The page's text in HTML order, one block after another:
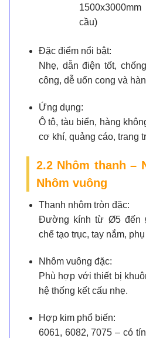
cầu)
Đặc điểm nổi bật:
Nhẹ, dẫn điện tốt,
công, dễ uốn cong và
Ứng dụng:
Ô tô, tàu biển, hàng
cơ khí, quảng cáo, trang
2.2 Nhôm thanh –
Nhôm vuông
Thanh nhôm tròn đặc:
Đường kính từ Ø5 đến
chế tạo trục, tay nắm,
Nhôm vuông đặc:
Phù hợp với thiết bị
hệ thống kết cấu nhẹ.
Hợp kim phổ biến:
6061, 6082, 7075 – có